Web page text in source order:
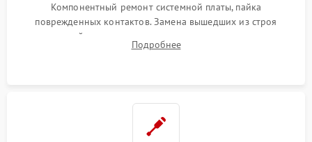
Компонентный ремонт системной платы, пайка
поврежденных контактов. Замена вышедших из строя
двигателей, изношенного аккумулятора, неисправного
лидара или помпы подачи воды. Восстановление шлейфов и
Подробнее